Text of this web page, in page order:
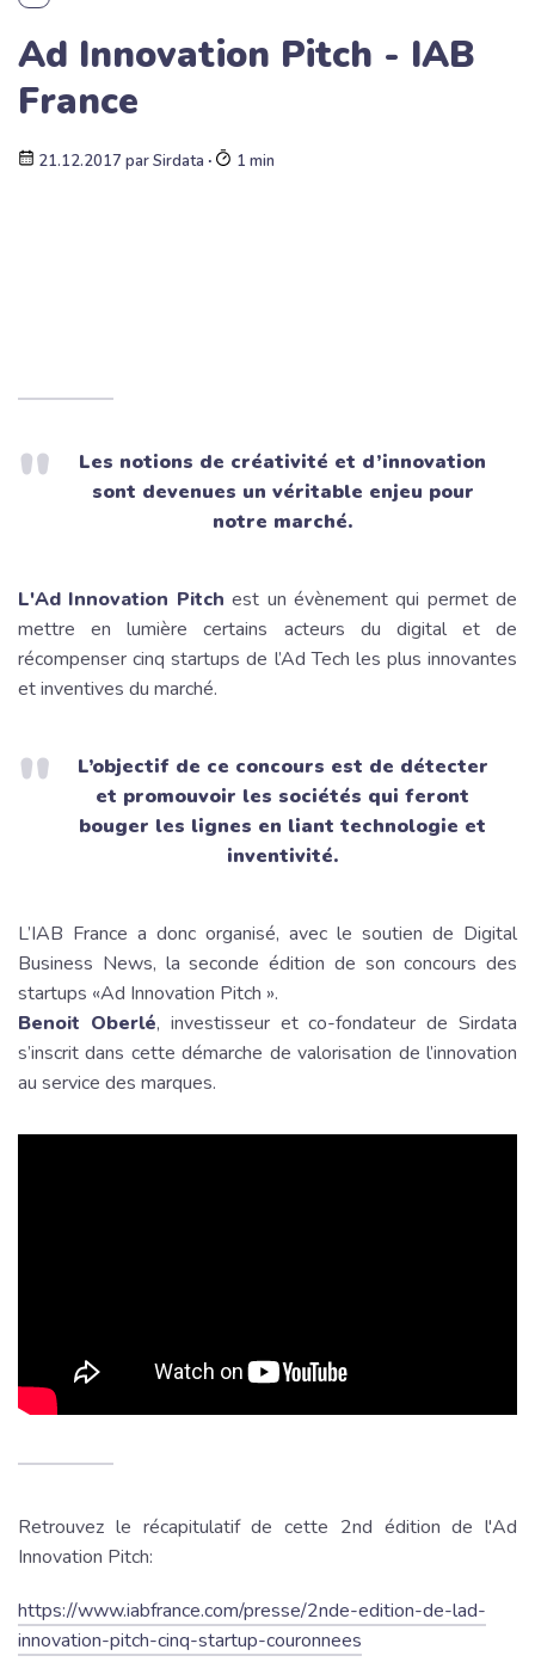
Ad Innovation Pitch - IAB
France
21.12.2017 parSirdata ∙ 1 min
Les notions de créativité et d’innovation
sont devenues un véritable enjeu pour
notre marché.
L'Ad Innovation Pitch est un évènement qui permet de
mettre en lumière certains acteurs du digital et de
récompenser cinq startups de l’Ad Tech les plus innovantes
et inventives du marché.
L’objectif de ce concours est de détecter
et promouvoir les sociétés qui feront
bouger les lignes en liant technologie et
inventivité.
L’IAB France a donc organisé, avec le soutien de Digital
Business News, la seconde édition de son concours des
startups «Ad Innovation Pitch ».
Benoit Oberlé, investisseur et co-fondateur de Sirdata
s’inscrit dans cette démarche de valorisation de l’innovation
au service des marques.
Retrouvez le récapitulatif de cette 2nd édition de l'Ad
Innovation Pitch:
https://www.iabfrance.com/presse/2nde-edition-de-lad-
innovation-pitch-cinq-startup-couronnees